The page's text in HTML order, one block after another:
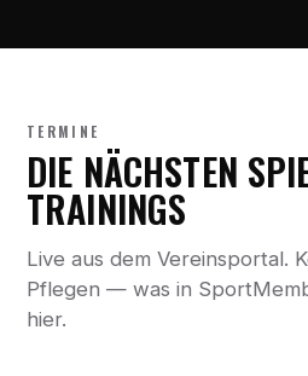
TERMINE
DIE NÄCHSTEN
TRAININGS
Live aus dem Vereinsportal.
Pflegen — was in
hier.